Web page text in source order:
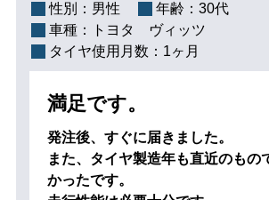
性別： 男性 年齢： 30代
車種：
トヨタ ヴィッツ
タイヤ使用月数： 1ヶ月
満足です。
発注後、すぐに届きました。
また、タイヤ製造年も直近のもの
かったです。